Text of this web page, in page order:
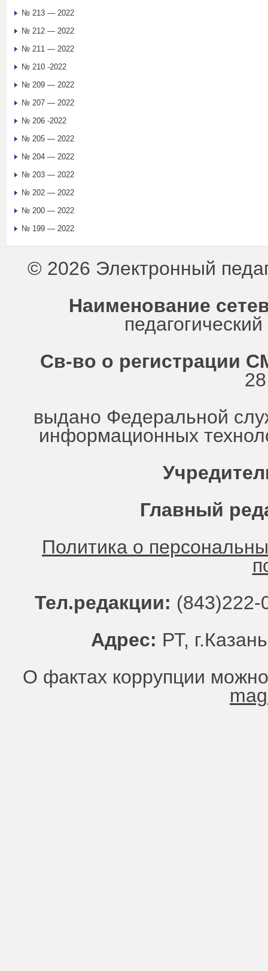
№ 213 — 2022
№ 212 — 2022
№ 211 — 2022
№ 210 -2022
№ 209 — 2022
№ 207 — 2022
№ 206 -2022
№ 205 — 2022
№ 204 — 2022
№ 203 — 2022
№ 202 — 2022
№ 200 — 2022
№ 199 — 2022
© 2026 Электронный
Наименование
Св-во о регистрации
выдано Федеральной
информационных
Главный
Политика о
Тел.редакции:
Адрес: РТ,
О фактах коррупции